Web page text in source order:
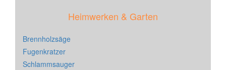
Heimwerken & Garten
Brennholzsäge
Fugenkratzer
Schlammsauger